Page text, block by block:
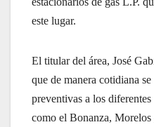
este lugar.
El titular del área, José
que de manera cotidiana
preventivas a los
como el Bonanza, Morelos